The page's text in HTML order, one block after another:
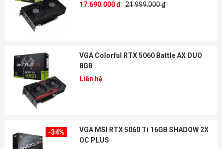
17.690.000 đ 21.999.000 ₫
VGA Colorful RTX 5060 Battle AX DUO
8GB
Liên hệ
-34%
VGA MSI RTX 5060 Ti 16GB SHADOW 2X
OC PLUS